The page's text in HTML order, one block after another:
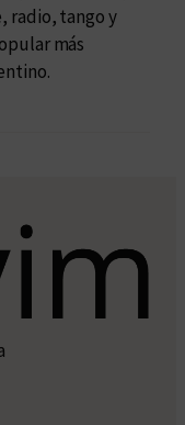
radio, tango y
más